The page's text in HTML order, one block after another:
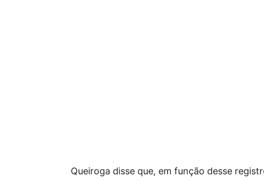
Queiroga disse que, em função desse